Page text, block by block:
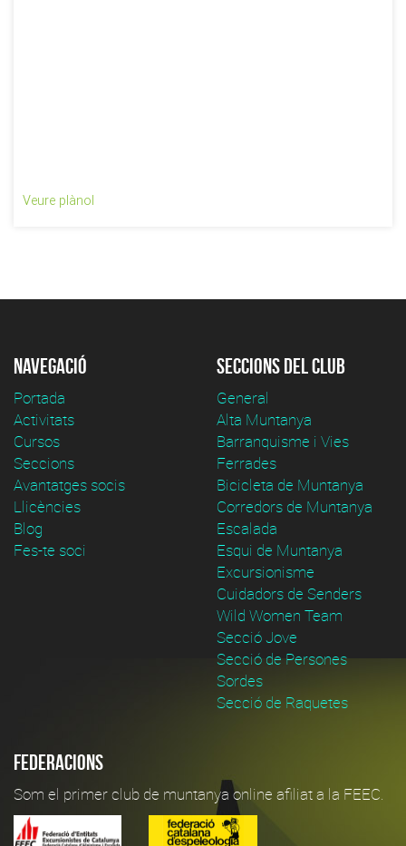
Veure plànol
Navegació
Portada
Activitats
Cursos
Seccions
Avantatges socis
Llicències
Blog
Fes-te soci
Seccions del club
General
Alta Muntanya
Barranquisme i Vies
Ferrades
Bicicleta de Muntanya
Corredors de Muntanya
Escalada
Esqui de Muntanya
Excursionisme
Cuidadors de Senders
Wild Women Team
Secció Jove
Secció de Persones
Sordes
Secció de Raquetes
Federacions
Som el primer club de muntanya online afiliat a la FEEC.